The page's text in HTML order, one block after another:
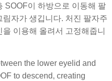
SOOF이 하방으로 이동해 팔
자가 생깁니다. 처진 팔자주
이용해 올려서 고정해줍니
the lower eyelid and
to descend, creating